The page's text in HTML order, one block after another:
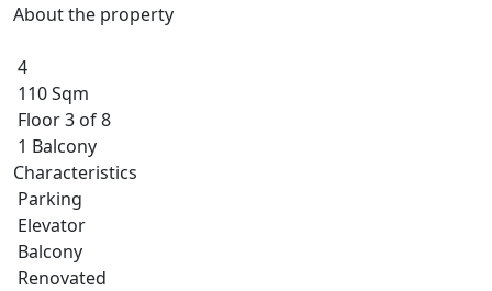
About the property
4
110 Sqm
Floor 3 of 8
1 Balcony
Characteristics
Parking
Elevator
Balcony
Renovated